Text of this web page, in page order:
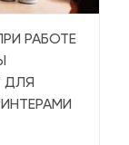
РАБОТЕ
ДЛЯ